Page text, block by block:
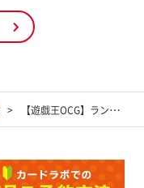
【遊戯王OCG】ランキングデュエル